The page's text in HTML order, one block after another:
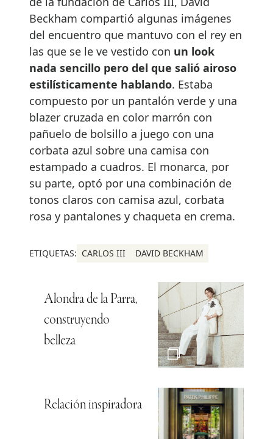
Beckham compartió algunas imágenes
del encuentro que mantuvo con el rey en
las que se le ve vestido con un look
nada sencillo pero del que salió airoso
estilísticamente hablando. Estaba
compuesto por un pantalón verde y una
blazer cruzada en color marrón con
pañuelo de bolsillo a juego con una
corbata azul sobre una camisa con
estampado a cuadros. El monarca, por
su parte, optó por una combinación de
tonos claros con camisa azul, corbata
rosa y pantalones y chaqueta en crema.
ETIQUETAS: CARLOS III DAVID BECKHAM
Alondra de la Parra,
construyendo
belleza
Relación inspiradora